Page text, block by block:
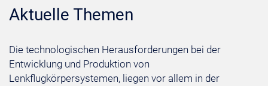
Aktuelle Themen
Die technologischen Herausforderungen bei der
Entwicklung und Produktion von
Lenkflugkörpersystemen, liegen vor allem in der